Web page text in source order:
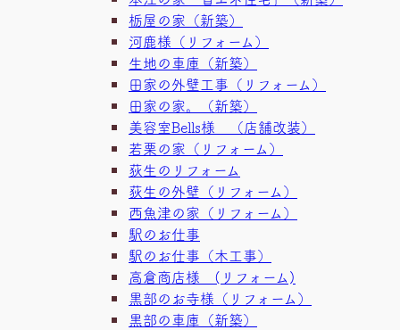
栃屋の家（新築）
河鹿様（リフォーム）
生地の車庫（新築）
田家の外壁工事（リフォーム）
田家の家。（新築）
美容室Bells様 （店舗改装）
若栗の家（リフォーム）
荻生のリフォーム
荻生の外壁（リフォーム）
西魚津の家（リフォーム）
駅のお仕事
駅のお仕事（木工事）
高倉商店様 (リフォーム)
黒部のお寺様（リフォーム）
黒部の車庫（新築）